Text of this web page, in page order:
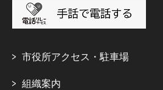
市役所アクセス・駐車場
組織案内